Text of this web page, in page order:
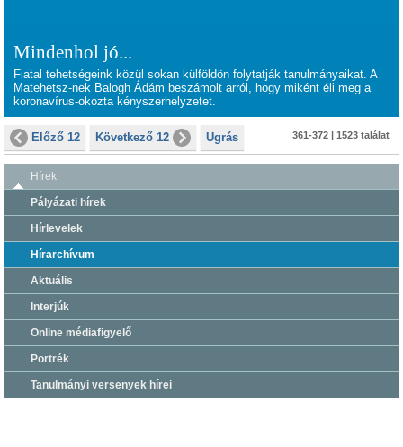
Mindenhol jó...
Fiatal tehetségeink közül sokan külföldön folytatják tanulmányaikat. A
Matehetsz-nek Balogh Ádám beszámolt arról, hogy miként éli meg a
koronavírus-okozta kényszerhelyzetet.
Előző 12 Következő 12 Ugrás 361-372 | 1523 találat
Hírek
Pályázati hírek
Hírlevelek
Hírarchívum
Aktuális
Interjúk
Online médiafigyelő
Portrék
Tanulmányi versenyek hírei